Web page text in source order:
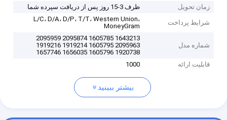
زمان تحویل
ظرف 3-15 روز پس از دریافت سپرده شما
شرایط پرداخت
L/C، D/A، D/P، T/T، Western Union،
MoneyGram
شماره مدل
1643213 1605785 2095874 2095959
2095963 1605795 1919214 1919216
1920738 1605796 1656035 1657746
قابلیت ارائه
1000
بیشتر ببینید